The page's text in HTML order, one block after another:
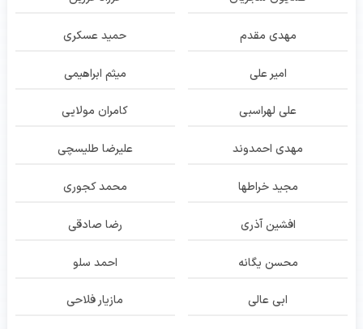
مهدی مقدم حمید عسکری
امیر علی میثم ابراهیمی
علی لهراسبی کامران مولایی
مهدی احمدوند علیرضا طلیسچی
مجید خراطها محمد کجوری
افشین آذری رضا صادقی
محسن یگانه احمد سلو
ابی عالی مازیار فلاحی